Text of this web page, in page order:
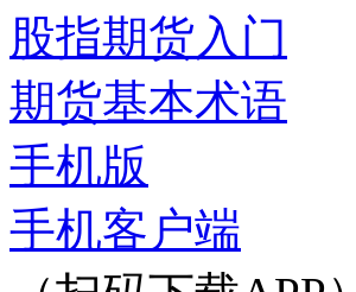
股指期货入门
期货基本术语
手机版
手机客户端